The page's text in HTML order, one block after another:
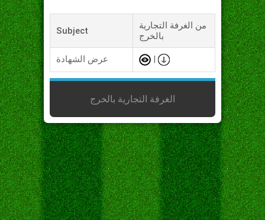
Subject
من الغرفة التجارية
بالخرج
عرض الشهادة
الغرفة التجارية بالخرج